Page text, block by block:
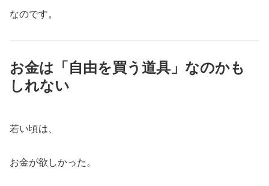
なのです。
お金は「自由を買う道具」なのかも
しれない
若い頃は、
お金が欲しかった。